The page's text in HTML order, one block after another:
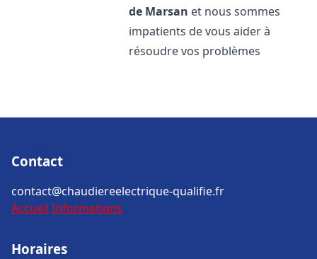
de Marsan et nous sommes
impatients de vous aider à
résoudre vos problèmes
Contact
contact@chaudiereelectrique-qualifie.fr
Accueil Informations
Horaires